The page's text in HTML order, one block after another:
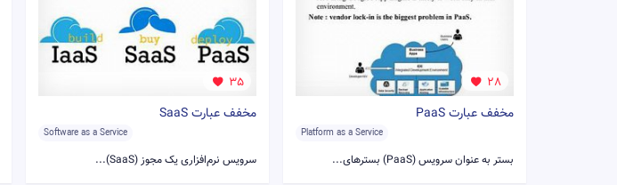
28
مخفف عبارت PaaS
Platform as a Service
بستر به عنوان سرویس (PaaS) بسترهای...
35
مخفف عبارت SaaS
Software as a Service
سرویس نرم‌افزاری یک مجوز (SaaS)...